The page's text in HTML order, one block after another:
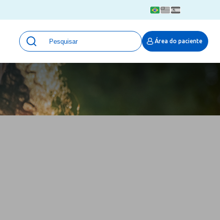
Área do paciente
Unidades
Qualidade e Segurança em saúde
Programa de Qualidade em Pesquisa
(ProQuali)